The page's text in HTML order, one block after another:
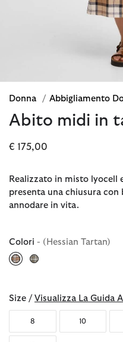
Donna / Abbigliamento
Abito midi in
€ 175,00
Realizzato in misto lyocell
presenta una chiusura
annodare in vita.
Colori - (Hessian Tartan)
Size / Visualizza La Guida
8 10